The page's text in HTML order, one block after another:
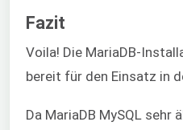
Fazit
Voila! Die MariaDB-
bereit für den Einsatz in
Da MariaDB MySQL sehr